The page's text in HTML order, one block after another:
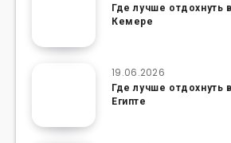
Где лучше отдохнуть
Кемере
19.06.2026
Где лучше отдохнуть
Египте